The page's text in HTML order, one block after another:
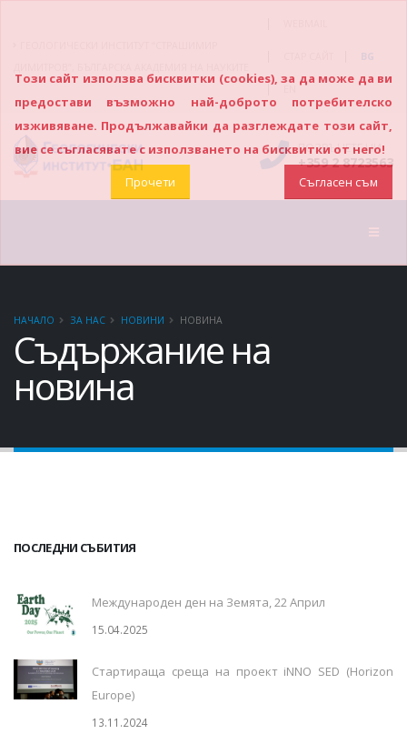
BG
|
ПОЗВЪНЕТЕ НИ
+359 2 8723563
НАЧАЛО ЗА НАС НОВИНИ НОВИНА
Съдържание на
новина
ПОСЛЕДНИ СЪБИТИЯ
Международен ден на Земята, 22 Април
15.04.2025
Стартираща среща на проект iNNO SED (Horizon
Europe)
13.11.2024
Този сайт използва бисквитки (cookies), за да може да ви
предостави възможно най-доброто потребителско
изживяване. Продължавайки да разглеждате този сайт,
вие се съгласявате с използването на бисквитки от него!
Прочети
Съгласен съм